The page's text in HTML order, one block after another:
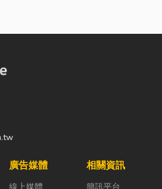
。日前日本
嚴重氣爆，
微量外洩所
默充斥在空間
的融資方式，
為證券公司的
廣告媒體
線上媒體
相關資訊
簡訊平台